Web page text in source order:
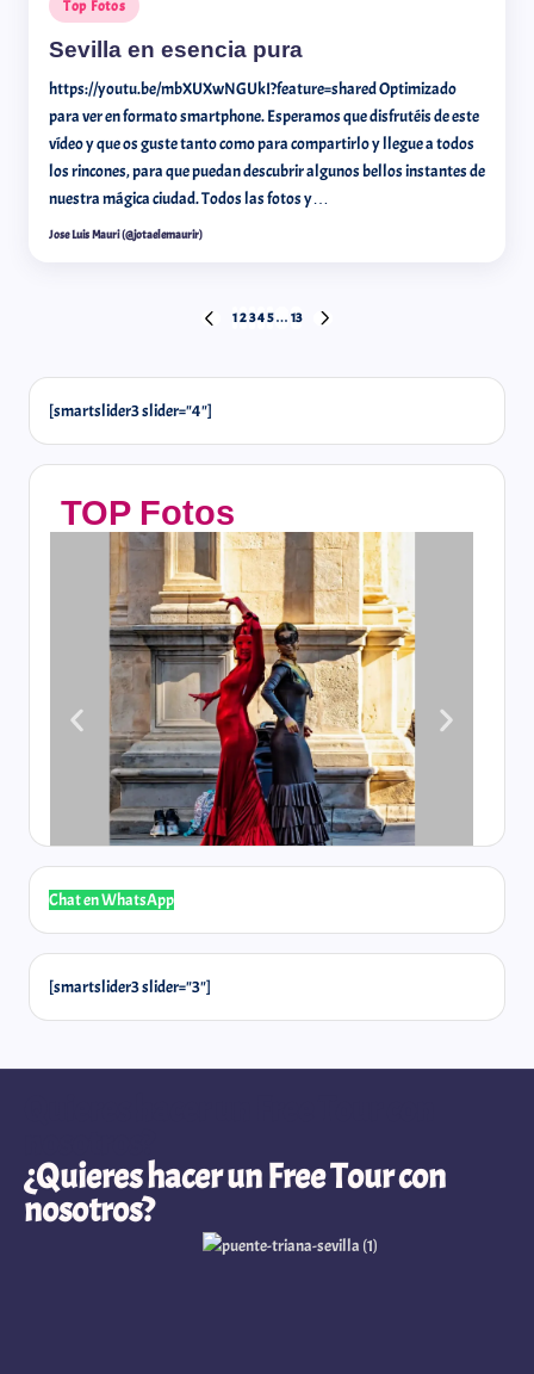
Top Fotos
Sevilla en esencia pura
https://youtu.be/mbXUXwNGUkI?feature=shared Optimizado
para ver en formato smartphone. Esperamos que disfrutéis de este
vídeo y que os guste tanto como para compartirlo y llegue a todos
los rincones, para que puedan descubrir algunos bellos instantes de
nuestra mágica ciudad. Todos las fotos y…
Jose Luis Mauri (@jotaelemaurir)
12345 … 13
[smartslider3 slider="4"]
TOP Fotos
Chat en WhatsApp
[smartslider3 slider="3"]
¿Quieres hacer un Free Tour con
nosotros?